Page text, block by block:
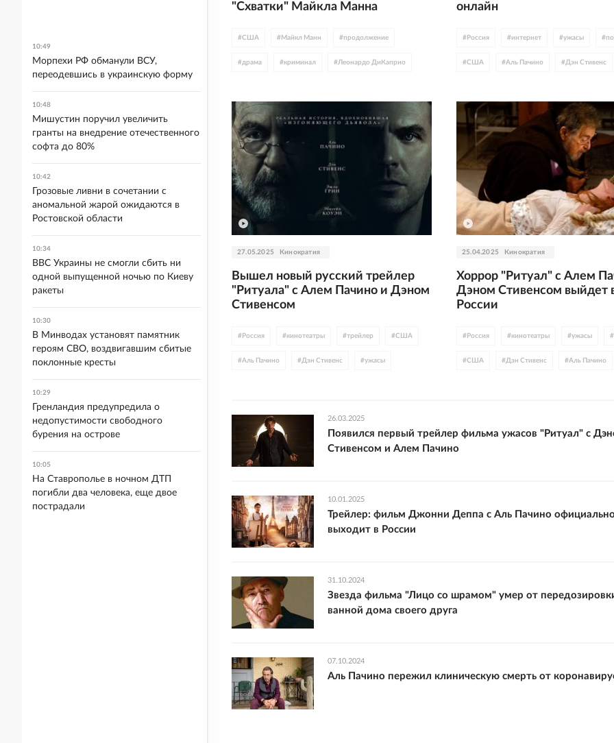
"Схватки" Майкла Манна
#США # Майкл Манн #продолжение
#драма #криминал #Леонардо ДиКаприо
# Роберт Де Ниро
#WB Discovery
онлайн
# Россия #интернет #ужасы #
#США #Аль Пачино #Дэн Стивенс
27.05.2025 Кинократия
Вышел новый русский трейлер
"Ритуала" с Алем Пачино и Дэном
Стивенсом
# Россия #кинотеатры #трейлер #США
#Аль Пачино # Дэн Стивенс #ужасы
25.04.2025 Кинократия
Хоррор "Ритуал" с Алем
Дэном Стивенсом выйдет
России
# Россия #кинотеатры #ужасы #
#США # Дэн Стивенс #Аль Пачино
26.03.2025
Появился первый трейлер фильма ужасов "Ритуал" с
Стивенсом и Алем Пачино
10.01.2025
Трейлер: фильм Джонни Деппа с Аль Пачино
выходит в России
31.10.2024
Звезда фильма "Лицо со шрамом" умер от
ванной дома своего друга
07.10.2024
Аль Пачино пережил клиническую смерть от
10:49
Морпехи РФ обманули ВСУ,
переодевшись в украинскую форму
10:48
Мишустин поручил увеличить
гранты на внедрение отечественного
софта до 80%
10:42
Грозовые ливни в сочетании с
аномальной жарой ожидаются в
Ростовской области
10:34
ВВС Украины не смогли сбить ни
одной выпущенной ночью по Киеву
ракеты
10:30
В Минводах установят памятник
героям СВО, воздвигавшим сбитые
поклонные кресты
10:29
Гренландия предупредила о
недопустимости свободного
бурения на острове
10:05
На Ставрополье в ночном ДТП
погибли два человека, еще двое
пострадали